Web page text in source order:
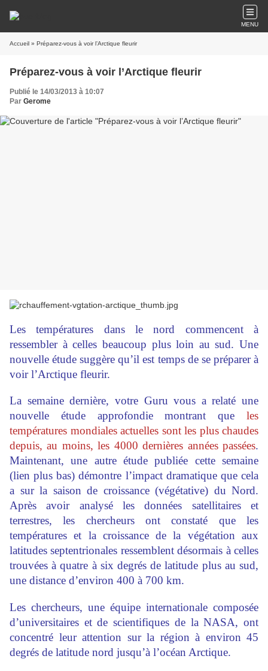
MENU
Accueil » Préparez-vous à voir l’Arctique fleurir
Préparez-vous à voir l’Arctique fleurir
Publié le 14/03/2013 à 10:07
Par Gerome
Les températures dans le nord commencent à
ressembler à celles beaucoup plus loin au sud. Une
nouvelle étude suggère qu’il est temps de se préparer à
voir l’Arctique fleurir.
La semaine dernière, votre Guru vous a relaté une
nouvelle étude approfondie montrant que les
températures mondiales actuelles sont les plus chaudes
depuis, au moins, les 4000 dernières années passées.
Maintenant, une autre étude publiée cette semaine
(lien plus bas) démontre l’impact dramatique que cela
a sur la saison de croissance (végétative) du Nord.
Après avoir analysé les données satellitaires et
terrestres, les chercheurs ont constaté que les
températures et la croissance de la végétation aux
latitudes septentrionales ressemblent désormais à celles
trouvées à quatre à six degrés de latitude plus au sud,
une distance d’environ 400 à 700 km.
Les chercheurs, une équipe internationale composée
d’universitaires et de scientifiques de la NASA, ont
concentré leur attention sur la région à environ 45
degrés de latitude nord jusqu’à l’océan Arctique.